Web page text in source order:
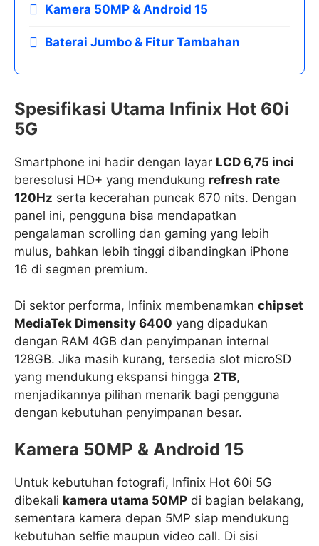
Kamera 50MP & Android 15
Baterai Jumbo & Fitur Tambahan
Spesifikasi Utama Infinix Hot 60i
5G
Smartphone ini hadir dengan layar LCD 6,75 inci
beresolusi HD+ yang mendukung refresh rate
120Hz serta kecerahan puncak 670 nits. Dengan
panel ini, pengguna bisa mendapatkan
pengalaman scrolling dan gaming yang lebih
mulus, bahkan lebih tinggi dibandingkan iPhone
16 di segmen premium.
Di sektor performa, Infinix membenamkan chipset
MediaTek Dimensity 6400 yang dipadukan
dengan RAM 4GB dan penyimpanan internal
128GB. Jika masih kurang, tersedia slot microSD
yang mendukung ekspansi hingga 2TB,
menjadikannya pilihan menarik bagi pengguna
dengan kebutuhan penyimpanan besar.
Kamera 50MP & Android 15
Untuk kebutuhan fotografi, Infinix Hot 60i 5G
dibekali kamera utama 50MP di bagian belakang,
sementara kamera depan 5MP siap mendukung
kebutuhan selfie maupun video call. Di sisi